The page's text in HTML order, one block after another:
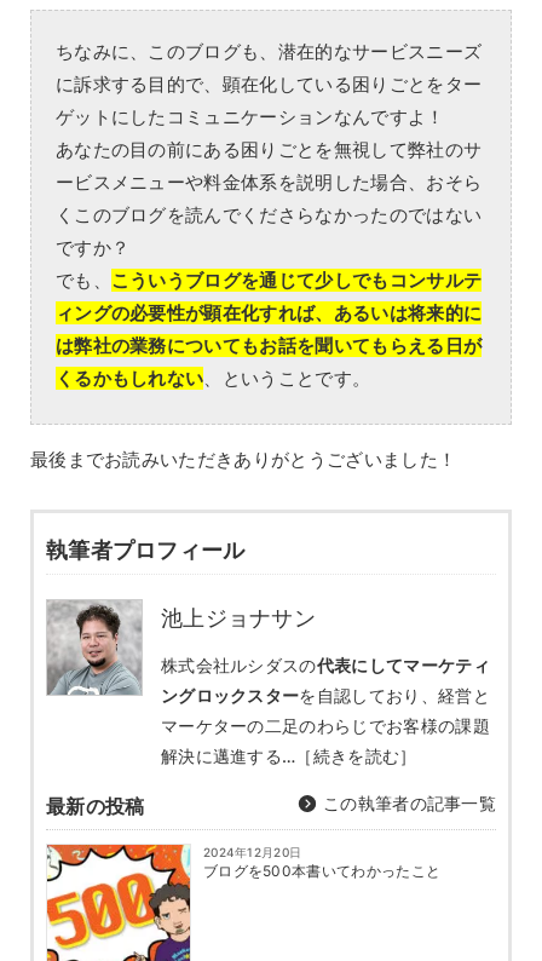
ちなみに、このブログも、潜在的なサービスニーズ
に訴求する目的で、顕在化している困りごとをター
ゲットにしたコミュニケーションなんですよ！
あなたの目の前にある困りごとを無視して弊社のサ
ービスメニューや料金体系を説明した場合、おそら
くこのブログを読んでくださらなかったのではない
ですか？
でも、 こういうブログを通じて少しでもコンサルテ
ィングの必要性が顕在化すれば、あるいは将来的に
は弊社の業務についてもお話を聞いてもらえる日が
くるかもしれない、ということです。
最後までお読みいただきありがとうございました！
執筆者プロフィール
池上ジョナサン
株式会社ルシダスの代表にしてマーケティ
ングロックスターを自認しており、経営と
マーケターの二足のわらじでお客様の課題
解決に邁進する… ［続きを読む］
最新の投稿 この執筆者の記事一覧
2024年12月20日
ブログを500本書いてわかったこと